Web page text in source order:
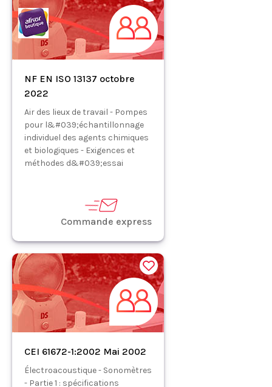
NF EN ISO 13137 octobre
2022
Air des lieux de travail - Pompes
pour l&#039;échantillonnage
individuel des agents chimiques
et biologiques - Exigences et
méthodes d&#039;essai
Commande express
CEI 61672-1:2002 Mai 2002
Électroacoustique - Sonomètres
- Partie 1 : spécifications